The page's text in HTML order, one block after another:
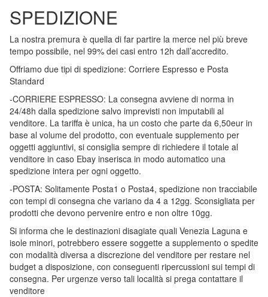
SPEDIZIONE
La nostra premura è quella di far partire la merce nel più breve
tempo possibile, nel 99% dei casi entro 12h dall’accredito.
Offriamo due tipi di spedizione: Corriere Espresso e Posta
Standard
-CORRIERE ESPRESSO: La consegna avviene di norma in
24/48h dalla spedizione salvo imprevisti non imputabili al
venditore. La tariffa è unica, ha un costo che parte da 6,50eur in
base al volume del prodotto, con eventuale supplemento per
oggetti aggiuntivi, si consiglia sempre di richiedere il totale al
venditore in caso Ebay inserisca in modo automatico una
spedizione intera per ogni oggetto.
-POSTA: Solitamente Posta1 o Posta4, spedizione non tracciabile
con tempi di consegna che variano da 4 a 12gg. Sconsigliata per
prodotti che devono pervenire entro e non oltre 10gg.
Si informa che le destinazioni disagiate quali Venezia Laguna e
isole minori, potrebbero essere soggette a supplemento o spedite
con modalità diversa a discrezione del venditore per restare nel
budget a disposizione, con conseguenti ripercussioni sui tempi di
consegna. Per urgenze verso tali località si prega contattare il
venditore